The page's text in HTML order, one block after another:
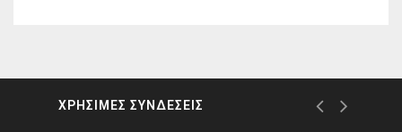
ΧΡΗΣΙΜΕΣ ΣΥΝΔΕΣΕΙΣ